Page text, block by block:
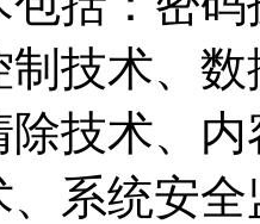
技术、
技术、
、系统安